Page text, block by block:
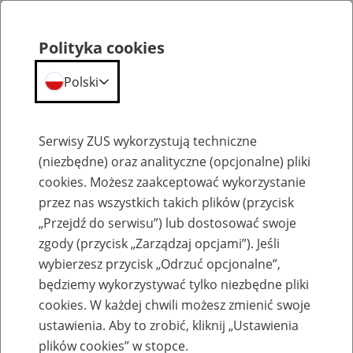
Emerytury
Baza zlikwidowanych lub
przekształconych zakładów pracy
Polityka cookies
Polski
Serwisy ZUS wykorzystują techniczne
(niezbędne) oraz analityczne (opcjonalne) pliki
cookies. Możesz zaakceptować wykorzystanie
przez nas wszystkich takich plików (przycisk
„Przejdź do serwisu”) lub dostosować swoje
zgody (przycisk „Zarządzaj opcjami”). Jeśli
wybierzesz przycisk „Odrzuć opcjonalne”,
będziemy wykorzystywać tylko niezbędne pliki
cookies. W każdej chwili możesz zmienić swoje
ustawienia. Aby to zrobić, kliknij „Ustawienia
plików cookies” w stopce.